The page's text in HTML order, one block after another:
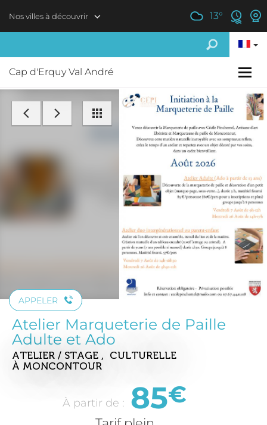
Nos villes à découvrir 13°
Cap d'Erquy Val André
APPELER
Atelier Marqueterie de Paille
Adulte et Ado
ATELIER / STAGE , CULTURELLE
À MONCONTOUR
À partir de : 85€